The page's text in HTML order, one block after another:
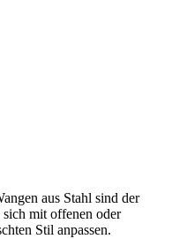
aus Stahl sind der
sich mit offenen oder
Stil anpassen.